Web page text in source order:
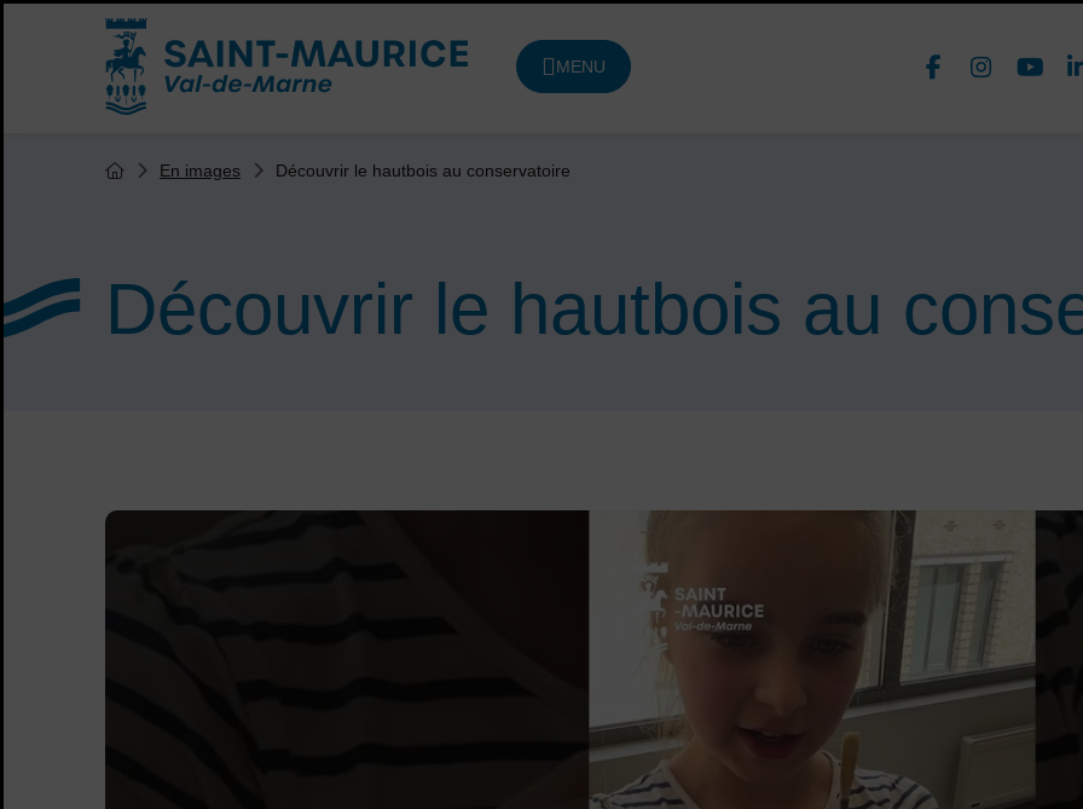
Accueil ville de Saint-Maurice
MENU
DE NAVIGATION PRINCIPALE Nous
Découvrir le hautbois au
Vous êtes ici :
Page d'accueil du site
En images Découvrir le hautbois au conservatoire